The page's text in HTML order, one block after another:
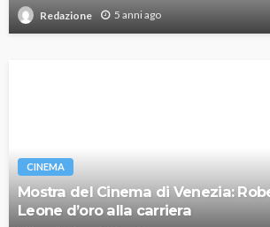
Redazione 5 anni ago
CINEMA
Mostra del Cinema di Venezia:
Leone d’oro alla carriera